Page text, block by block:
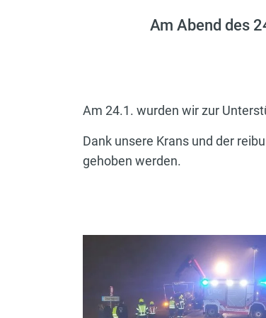
Am Abend des
Am 24.1. wurden wir zur
Dank unsere Krans und der
gehoben werden.